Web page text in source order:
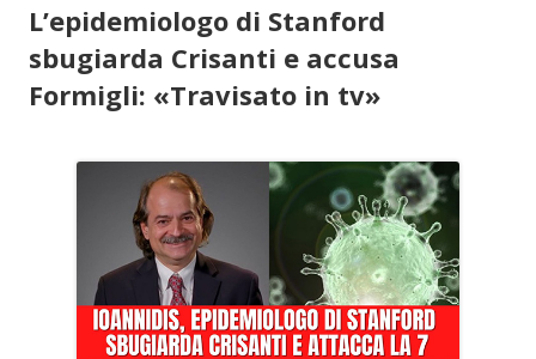
L’epidemiologo di Stanford
sbugiarda Crisanti e accusa
Formigli: «Travisato in tv»